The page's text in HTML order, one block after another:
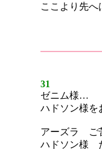
ここより先
31
ゼニム様…
ハドソン様を
アーズラ ご
ハドソン様